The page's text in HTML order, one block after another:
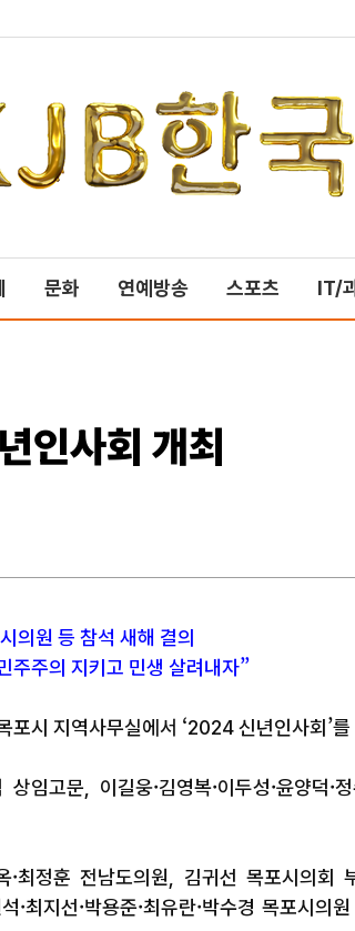
문화 연예방송 스포츠 IT/
인사회 개최
의원 등 참석 새해 결의
주주의 지키고 민생 살려내자”
시 지역사무실에서 ‘2024 신년인사회’를
임고문, 이길웅·김영복·이두성·윤양덕·
최정훈 전남도의원, 김귀선 목포시의회
석·최지선·박용준·최유란·박수경 목포시